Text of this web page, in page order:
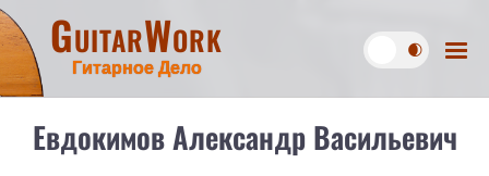
GuitarWork
Гитарное Дело
Евдокимов Александр Васильевич